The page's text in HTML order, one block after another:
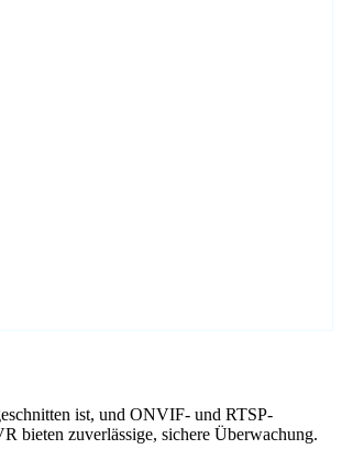
ist, und ONVIF- und RTSP-
bieten zuverlässige, sichere Überwachung.